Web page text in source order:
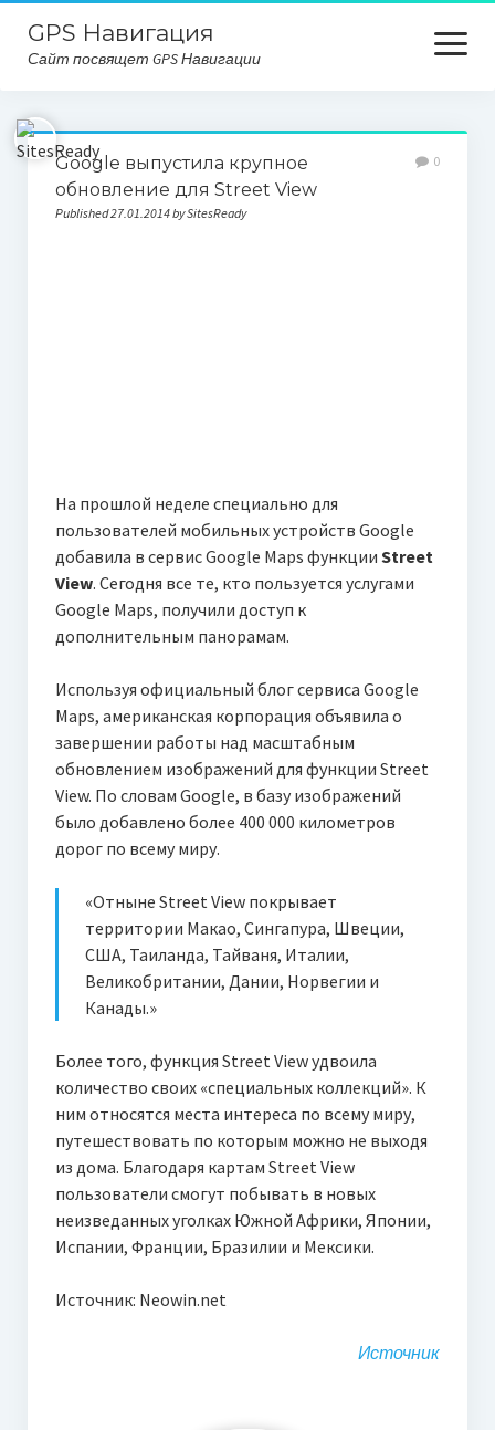
GPS Навигация
Сайт посвящет GPS Навигации
open
menu
Главная
Карта сайта
Google выпустила крупное
обновление для Street View
Published 27.01.2014 by SitesReady
0
На прошлой неделе специально для
пользователей мобильных устройств Google
добавила в сервис Google Maps функции Street
View. Сегодня все те, кто пользуется услугами
Google Maps, получили доступ к
дополнительным панорамам.
Используя официальный блог сервиса Google
Maps, американская корпорация объявила о
завершении работы над масштабным
обновлением изображений для функции Street
View. По словам Google, в базу изображений
было добавлено более 400 000 километров
дорог по всему миру.
«Отныне Street View покрывает
территории Макао, Сингапура, Швеции,
США, Таиланда, Тайваня, Италии,
Великобритании, Дании, Норвегии и
Канады.»
Более того, функция Street View удвоила
количество своих «специальных коллекций». К
ним относятся места интереса по всему миру,
путешествовать по которым можно не выходя
из дома. Благодаря картам Street View
пользователи смогут побывать в новых
неизведанных уголках Южной Африки, Японии,
Испании, Франции, Бразилии и Мексики.
Источник: Neowin.net
Источник